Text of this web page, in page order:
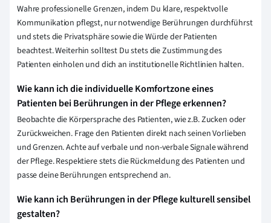
Wahre professionelle Grenzen, indem Du klare, respektvolle
Kommunikation pflegst, nur notwendige Berührungen durchführst
und stets die Privatsphäre sowie die Würde der Patienten
beachtest. Weiterhin solltest Du stets die Zustimmung des
Patienten einholen und dich an institutionelle Richtlinien halten.
Wie kann ich die individuelle Komfortzone eines
Patienten bei Berührungen in der Pflege erkennen?
Beobachte die Körpersprache des Patienten, wie z.B. Zucken oder
Zurückweichen. Frage den Patienten direkt nach seinen Vorlieben
und Grenzen. Achte auf verbale und non-verbale Signale während
der Pflege. Respektiere stets die Rückmeldung des Patienten und
passe deine Berührungen entsprechend an.
Wie kann ich Berührungen in der Pflege kulturell sensibel
gestalten?